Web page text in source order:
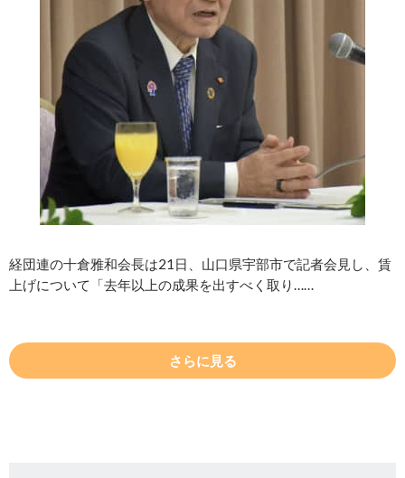
経団連の十倉雅和会長は21日、山口県宇部市で記者会見し、賃
上げについて「去年以上の成果を出すべく取り……
さらに見る